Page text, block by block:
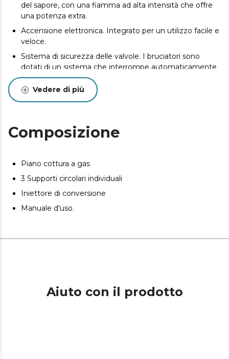
del sapore, con una fiamma ad alta intensità che offre
una potenza extra.
Accensione elettronica. Integrato per un utilizzo facile e
veloce.
Sistema di sicurezza delle valvole. I bruciatori sono
dotati di un sistema che interrompe automaticamente
l'alimentazione del gas se la fiamma del bruciatore si
spegne.
Accessorio per la conversione a gas butano. Se
Vedere di più
Composizione
Piano cottura a gas
3 Supporti circolari individuali
Iniettore di conversione
Manuale d'uso.
Aiuto con il prodotto